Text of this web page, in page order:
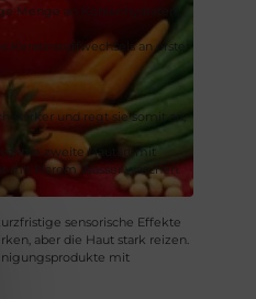
Menge an Kohlenhydraten;
an erster
und regt sie somit an,
zweite Hautart mit
mit klarem Wasser waschen.
sensorische Effekte
aber die Haut stark reizen.
mit